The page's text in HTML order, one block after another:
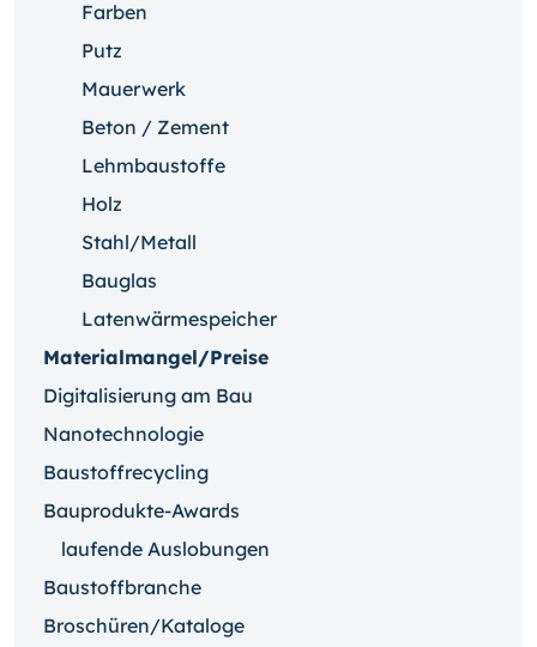
Farben
Putz
Mauerwerk
Beton / Zement
Lehmbaustoffe
Holz
Stahl/Metall
Bauglas
Latenwärmespeicher
Materialmangel/Preise
Digitalisierung am Bau
Nanotechnologie
Baustoffrecycling
Bauprodukte-Awards
laufende Auslobungen
Baustoffbranche
Broschüren/Kataloge